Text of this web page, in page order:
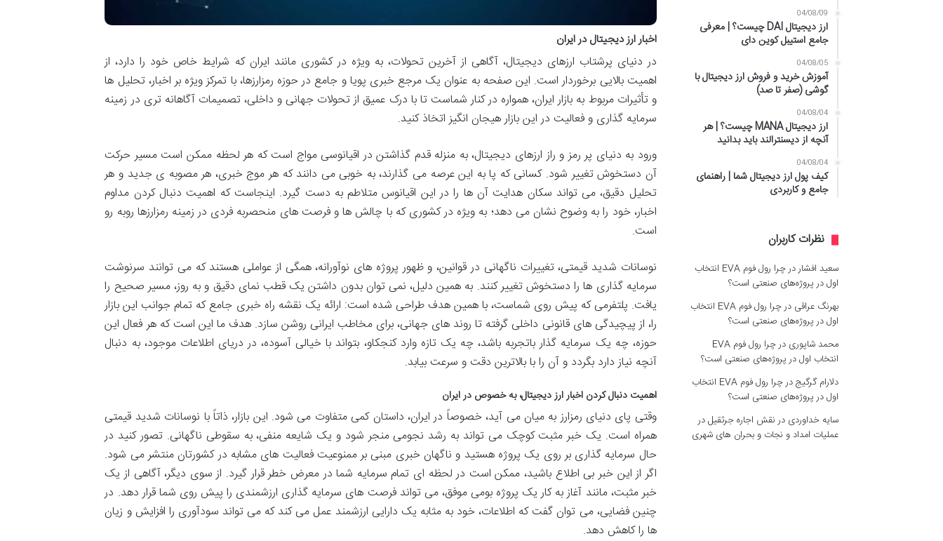
اخبار ارز دیجیتال در ایران
در دنیای پرشتاب ارزهای دیجیتال، آگاهی از آخرین تحولات، به ویژه در کشوری مانند ایران که شرایط خاص خود را دارد، از
اهمیت بالایی برخوردار است. این صفحه به عنوان یک مرجع خبری پویا و جامع در حوزه رمزارزها، با تمرکز ویژه بر اخبار، تحلیل ها
و تأثیرات مربوط به بازار ایران، همواره در کنار شماست تا با درک عمیق از تحولات جهانی و داخلی، تصمیمات آگاهانه تری در زمینه
سرمایه گذاری و فعالیت در این بازار هیجان انگیز اتخاذ کنید.
ورود به دنیای پر رمز و راز ارزهای دیجیتال، به منزله قدم گذاشتن در اقیانوسی مواج است که هر لحظه ممکن است مسیر حرکت
آن دستخوش تغییر شود. کسانی که پا به این عرصه می گذارند، به خوبی می دانند که هر موج خبری، هر مصوبه ی جدید و هر
تحلیل دقیق، می تواند سکان هدایت آن ها را در این اقیانوس متلاطم به دست گیرد. اینجاست که اهمیت دنبال کردن مداوم
اخبار، خود را به وضوح نشان می دهد؛ به ویژه در کشوری که با چالش ها و فرصت های منحصربه فردی در زمینه رمزارزها روبه رو
است.
نوسانات شدید قیمتی، تغییرات ناگهانی در قوانین، و ظهور پروژه های نوآورانه، همگی از عواملی هستند که می توانند سرنوشت
سرمایه گذاری ها را دستخوش تغییر کنند. به همین دلیل، نمی توان بدون داشتن یک قطب نمای دقیق و به روز، مسیر صحیح را
یافت. پلتفرمی که پیش روی شماست، با همین هدف طراحی شده است: ارائه یک نقشه راه خبری جامع که تمام جوانب این بازار
را، از پیچیدگی های قانونی داخلی گرفته تا روند های جهانی، برای مخاطب ایرانی روشن سازد. هدف ما این است که هر فعال این
حوزه، چه یک سرمایه گذار باتجربه باشد، چه یک تازه وارد کنجکاو، بتواند با خیالی آسوده، در دریای اطلاعات موجود، به دنبال
آنچه نیاز دارد بگردد و آن را با بالاترین دقت و سرعت بیابد.
اهمیت دنبال کردن اخبار ارز دیجیتال، به خصوص در ایران
وقتی پای دنیای رمزارز به میان می آید، خصوصاً در ایران، داستان کمی متفاوت می شود. این بازار، ذاتاً با نوسانات شدید قیمتی
همراه است. یک خبر مثبت کوچک می تواند به رشد نجومی منجر شود و یک شایعه منفی، به سقوطی ناگهانی. تصور کنید در
حال سرمایه گذاری بر روی یک پروژه هستید و ناگهان خبری مبنی بر ممنوعیت فعالیت های مشابه در کشورتان منتشر می شود.
اگر از این خبر بی اطلاع باشید، ممکن است در لحظه ای تمام سرمایه شما در معرض خطر قرار گیرد. از سوی دیگر، آگاهی از یک
خبر مثبت، مانند آغاز به کار یک پروژه بومی موفق، می تواند فرصت های سرمایه گذاری ارزشمندی را پیش روی شما قرار دهد. در
چنین فضایی، می توان گفت که اطلاعات، خود به مثابه یک دارایی ارزشمند عمل می کند که می تواند سودآوری را افزایش و زیان
ها را کاهش دهد.
04/08/09
ارز دیجیتال DAI چیست؟ | معرفی
جامع استیبل کوین دای
04/08/05
آموزش خرید و فروش ارز دیجیتال با
گوشی (صفر تا صد)
04/08/04
ارز دیجیتال MANA چیست؟ | هر
آنچه از دیسنترالند باید بدانید
04/08/04
کیف پول ارز دیجیتال شما | راهنمای
جامع و کاربردی
نظرات کاربران
سعید افشاردر
چرا رول فوم EVA انتخاب
اول در پروژه‌های صنعتی است؟
بهرنگ عراقی در
چرا رول فوم EVA انتخاب
اول در پروژه‌های صنعتی است؟
محمد شاپوری در
چرا رول فوم EVA
انتخاب اول در پروژه‌های صنعتی است؟
دلارام گرگیجدر
چرا رول فوم EVA انتخاب
اول در پروژه‌های صنعتی است؟
سایه خداوردی درنقش اجاره جرثقیل در
عملیات امداد و نجات و بحران های شهری